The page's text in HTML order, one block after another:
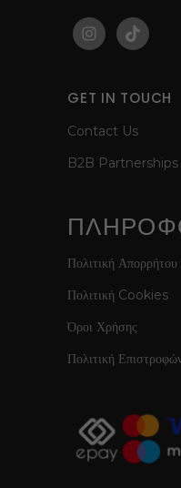
GET IN TOUCH
Contact Us
B2B Partnerships
Πολιτική Απορρήτου
Πολιτική Cookies
Όροι Χρήσης
Πολιτική